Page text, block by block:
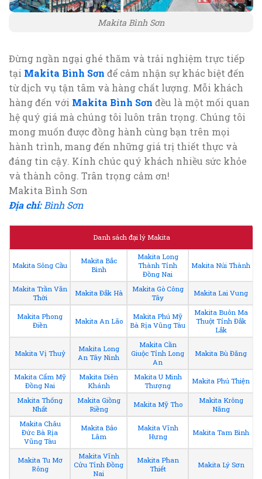
Makita Bình Sơn
Đừng ngần ngại ghé thăm và trải nghiệm trực tiếp
tại Makita Bình Sơn để cảm nhận sự khác biệt đến
từ dịch vụ tận tâm và hàng chất lượng. Mỗi khách
hàng đến với Makita Bình Sơn đều là một mối quan
hệ quý giá mà chúng tôi luôn trân trọng. Chúng tôi
mong muốn được đồng hành cùng bạn trên mọi
hành trình, mang đến những giá trị thiết thực và
đáng tin cậy. Kính chúc quý khách nhiều sức khỏe
và thành công. Trân trọng cảm ơn!
Makita Bình Sơn
Địa chỉ:Bình Sơn
Danh sách đại lý Makita
Makita Sông Cầu
Makita Bắc
Bình
Makita Long
Thành Tỉnh
Đồng Nai
Makita Núi Thành
Makita Trần Văn
Thời
Makita Đắk Hà
Makita Gò Công
Tây
Makita Lai Vung
Makita Phong
Điền
Makita An Lão
Makita Phú Mỹ
Bà Rịa Vũng Tàu
Makita Buôn Ma
Thuột Tỉnh Đắk
Lắk
Makita Vị Thuỷ
Makita Long
An Tây Ninh
Makita Cần
Giuộc Tỉnh Long
An
Makita Bù Đăng
Makita Cẩm Mỹ
Đồng Nai
Makita Diên
Khánh
Makita U Minh
Thượng
Makita Phú Thiện
Makita Thống
Nhất
Makita Giồng
Riềng
Makita Mỹ Tho
Makita Krông
Năng
Makita Châu
Đức Bà Rịa
Vũng Tàu
Makita Bảo
Lâm
Makita Vĩnh
Hưng
Makita Tam Bình
Makita Tu Mơ
Rông
Makita Vĩnh
Cửu Tỉnh Đồng
Nai
Makita Phan
Thiết
Makita Lý Sơn